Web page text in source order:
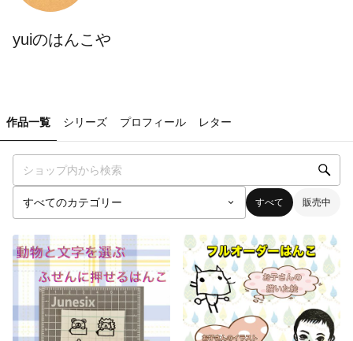
yuiのはんこや
作品一覧 シリーズ プロフィール レター
すべて 販売中